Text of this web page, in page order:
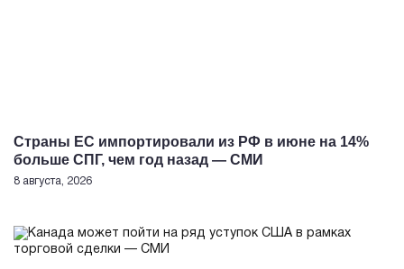
Страны ЕС импортировали из РФ в июне на 14%
больше СПГ, чем год назад — СМИ
8 августа, 2026